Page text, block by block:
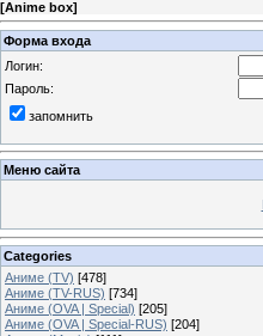
[Anime box]
Форма входа
Логин:
Пароль:
запомнить
Меню сайта
Categories
Аниме (TV) [478]
Аниме (TV-RUS) [734]
Аниме (OVA | Special) [205]
Аниме (OVA | Special-RUS) [204]